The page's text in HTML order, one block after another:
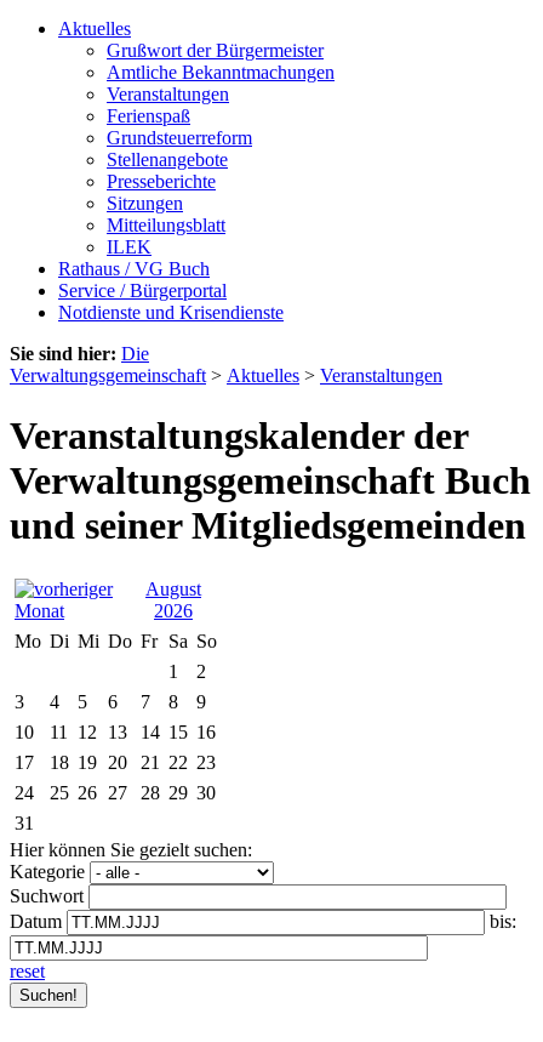
Aktuelles
Grußwort der Bürgermeister
Amtliche Bekanntmachungen
Veranstaltungen
Ferienspaß
Grundsteuerreform
Stellenangebote
Presseberichte
Sitzungen
Mitteilungsblatt
ILEK
Rathaus / VG Buch
Service / Bürgerportal
Notdienste und Krisendienste
Sie sind hier: Die
Verwaltungsgemeinschaft > Aktuelles > Veranstaltungen
Veranstaltungskalender der
Verwaltungsgemeinschaft Buch
und seiner Mitgliedsgemeinden
August
2026
Mo Di Mi Do Fr Sa So
1
2
3
4 5 6 7 8
9
10
11 12 13 14 15 16
17
18 19 20 21 22 23
24
25 26 27 28 29 30
31
Hier können Sie gezielt suchen:
Kategorie
Suchwort
Datum
bis:
reset